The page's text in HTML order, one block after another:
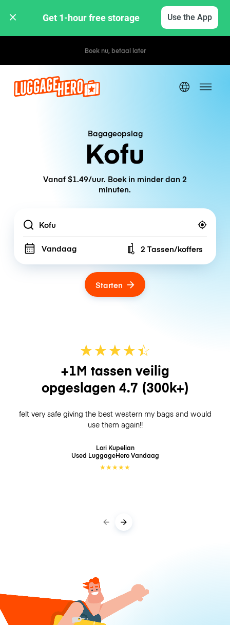
Get 1-hour free storage Use the App
Boek nu, betaal later
Bagageopslag
Kofu
Vanaf $1.49/uur. Boek in minder dan 2
minuten.
Location
Vandaag Number of bags
2 Tassen/koffers
Starten
★★★★☆
★
+1M tassen veilig
opgeslagen 4.7 (300k+)
felt very safe giving the best western my bags and would
use them again!!
Lori Kupelian
Used LuggageHeroVandaag
★★★★★